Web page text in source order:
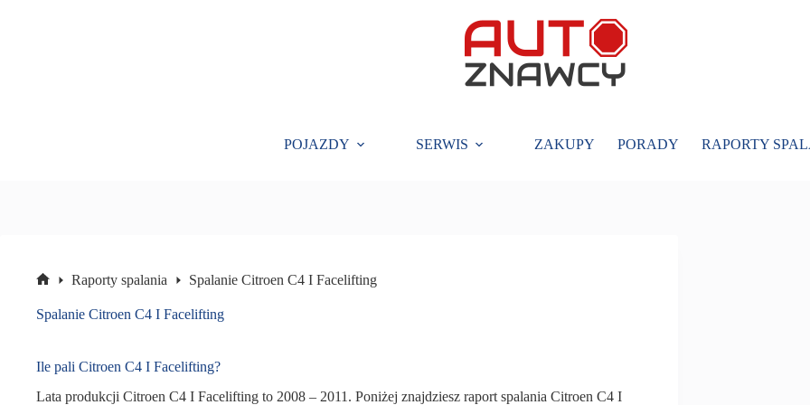
POJAZDY SERWIS ZAKUPY PORADY RAPORTY
główna
Raporty spalania Spalanie Citroen C4 I Facelifting
Spalanie Citroen C4 I Facelifting
Ile pali Citroen C4 I Facelifting?
Lata produkcji Citroen C4 I Facelifting to 2008 – 2011. Poniżej znajdziesz raport spalania Citroen C4 I